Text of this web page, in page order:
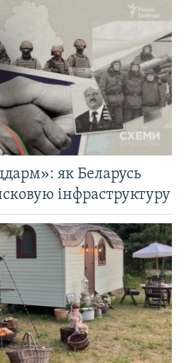
як Беларусь
інфраструктуру